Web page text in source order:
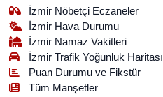
İzmir Nöbetçi Eczaneler
İzmir Hava Durumu
İzmir Namaz Vakitleri
İzmir Trafik Yoğunluk Haritası
Puan Durumu ve Fikstür
Tüm Manşetler